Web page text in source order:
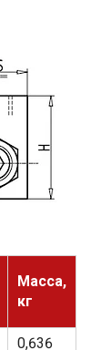
Масса,
кг
0,636